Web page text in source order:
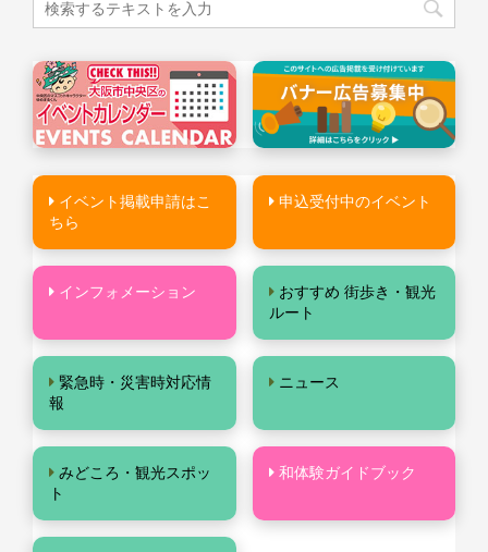
イベント掲載申請はこ
ちら
申込受付中のイベント
インフォメーション
おすすめ 街歩き・観光
ルート
緊急時・災害時対応情
報
ニュース
みどころ・観光スポッ
ト
和体験ガイドブック